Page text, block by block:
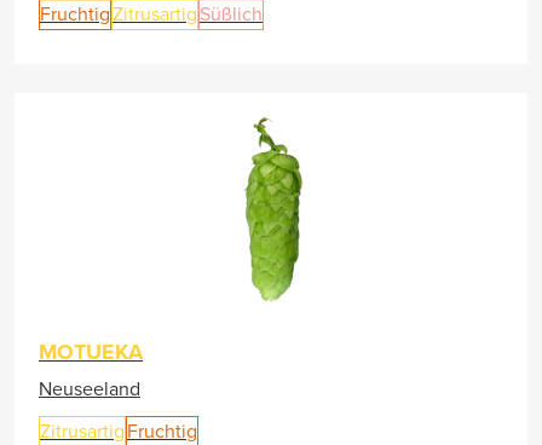
FruchtigZitrusartig Süßlich
MOTUEKA
Neuseeland
Zitrusartig Fruchtig